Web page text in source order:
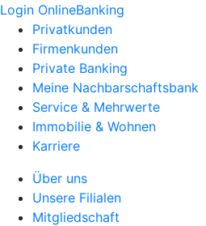
Login OnlineBanking
Privatkunden
Firmenkunden
Private Banking
Meine Nachbarschaftsbank
Service & Mehrwerte
Immobilie & Wohnen
Karriere
Über uns
Unsere Filialen
Mitgliedschaft